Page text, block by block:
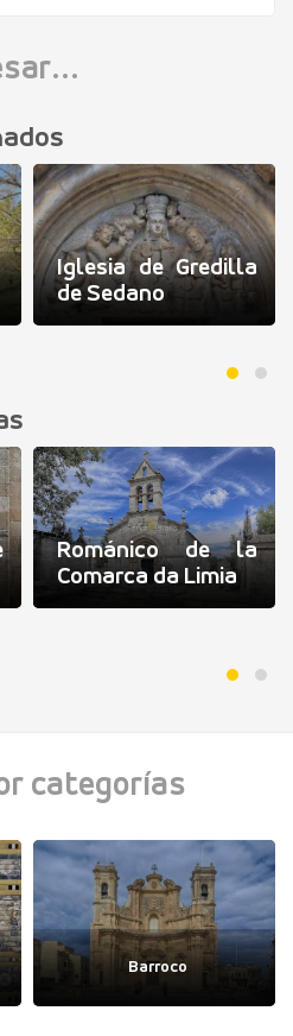
Iglesia de Gredilla
de Sedano
Románico de la
Comarca da Limia
categorías
Barroco